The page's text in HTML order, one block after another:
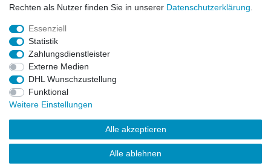
Handelsgesellschaft mbH.
Alle Markennamen, Warenzeichen sowie sämtliche Produktbilder
und Beschreibungen sind Eigentum Ihrer rechtmäßigen
Eigentümer und dienen hier nur der Beschreibung.
Preise nur für registrierte Händler, ansonsten zeigt der Shop 0,00
€
LEGO, das LEGO Logo, die Minifigur, DUPLO, LEGENDS OF
CHIMA, NINJAGO, BIONICLE, MINDSTORMS und MIXELS sind
urheberrechtlich geschützte Markenzeichen der LEGO Gruppe.
Rechten als Nutzer finden Sie in unserer Daten­schutz­erklärung
Essenziell
Statistik
Zahlungsdienstleister
Externe Medien
DHL Wunschzustellung
Funktional
Weitere Einstellungen
Alle akzeptieren
Alle ablehnen